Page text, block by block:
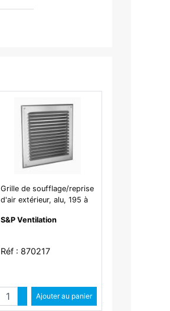
Grille de soufflage/reprise
d'air extérieur, alu, 195 à
mm - GRA200
S&P Ventilation
Réf : 870217
Quantité
Augmenter quantité
Diminuer quantité
Ajouter au panier